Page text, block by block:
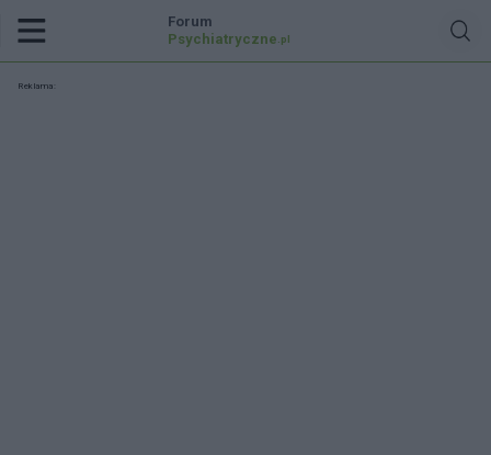
Forum
Psychiatryczne .pl
Reklama: